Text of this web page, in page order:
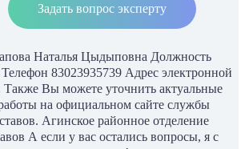
Задать вопрос эксперту
Наталья Цыдыповна Должность
83023935739 Адрес электронной
Также Вы можете уточнить актуальные
на официальном сайте службы
Агинское районное отделение
А если у вас остались вопросы, я с